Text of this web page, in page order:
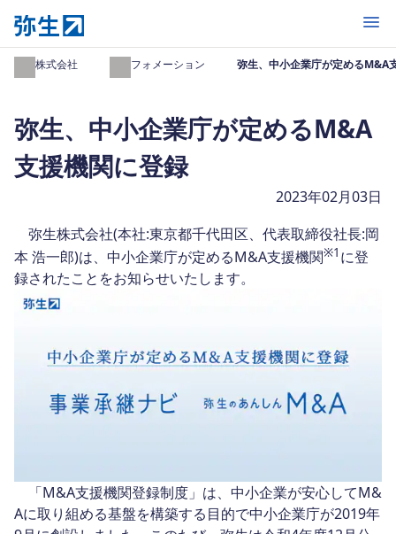
開く
弥生株式会社 インフォメーション 弥生、中小企業庁が定めるM&A
弥生、中小企業庁が定めるM&A
支援機関に登録
2023年02月03日
弥生株式会社(本社:東京都千代田区、代表取締役社長:岡
本 浩一郎)は、中小企業庁が定めるM&A支援機関※1 に登
録されたことをお知らせいたします。
「M&A支援機関登録制度」は、中小企業が安心してM&
Aに取り組める基盤を構築する目的で中小企業庁が2019年